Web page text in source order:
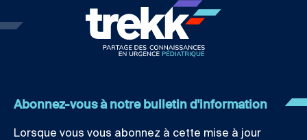
Abonnez-vous à notre bulletin d'information
Lorsque vous vous abonnez à cette mise à jour